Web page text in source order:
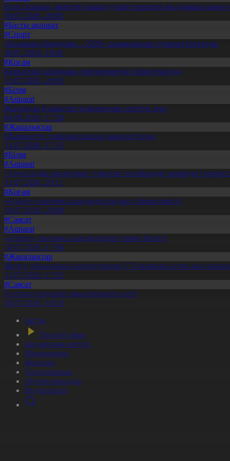
Енді салалық дәрігерге қаралу үшін терапевт жолдамасы қажет
30.07.2026, 20:05
#Басты ақпарат
#Спорт
«Болашақ ойындары – 2026» халықаралық турнирі басталды
30.07.2026, 10:01
#Қоғам
Құрылтай сайлауына үміткерлердің тізімі бекітілді
13.07.2026, 20:03
#Білім
#Aqparat
Жапондар Қазақстан өсімдіктерін зерттеп жүр
04.08.2026, 17:30
#Жаңалықтар
Шымкентте теміржолшылар марапатталды
31.07.2026, 17:15
#Білім
#Aqparat
«Тәуелсіздік ұрпақтары» грантын тағайындау жөніндегі
31.07.2026, 20:11
#Қоғам
«Әділет» партиясы кандидаттардың тізімін бекітті
10.07.2026, 20:08
#Саясат
#Aqparat
«Әділет» партиясы кандидаттар тізімін бекітті
10.07.2026, 17:00
#Жаңалықтар
Жетісу облысының жүргізушілері 170 мыңнан астам жол
31.07.2026, 17:02
#Саясат
Ұлттық теледебат жаңа форматта өтті
30.07.2026, 10:18
Басты
Тікелей эфир
Бағдарлама кестесі
Жаңалықтар
Жобалар
Телехикаялар
Мультсериалдар
Видеоархив